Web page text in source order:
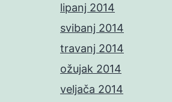
lipanj 2014
svibanj 2014
travanj 2014
ožujak 2014
veljača 2014